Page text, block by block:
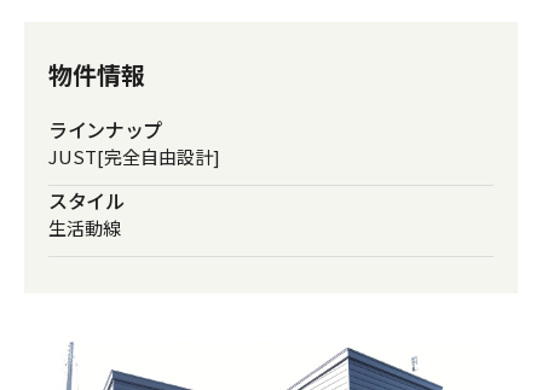
ものづくり品質
FAQ
見学会のお申し込み
物件情報
ラインナップ
JUST[完全自由設計]
スタイル
生活動線